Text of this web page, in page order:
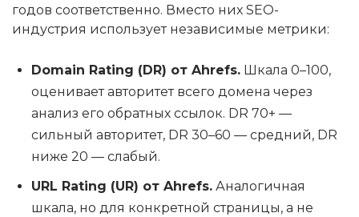
годов соответственно. Вместо них SEO-
индустрия использует независимые метрики:
Domain Rating (DR) от Ahrefs. Шкала 0–100,
оценивает авторитет всего домена через
анализ его обратных ссылок. DR 70+ —
сильный авторитет, DR 30–60 — средний, DR
ниже 20 — слабый.
URL Rating (UR) от Ahrefs. Аналогичная
шкала, но для конкретной страницы, а не